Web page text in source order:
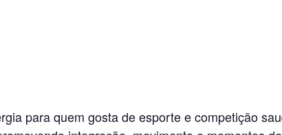
para quem gosta de esporte e competição